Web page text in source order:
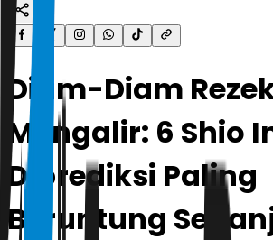
Diam-Diam
Mengalir: 6 Shio
Diprediksi Paling
Beruntung